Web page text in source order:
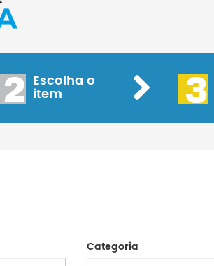
2 Escolha o
item 3
Categoria